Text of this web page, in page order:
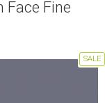
Fine
SALE